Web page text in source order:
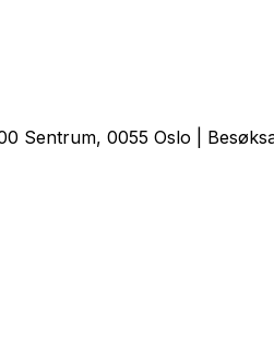
Sentrum, 0055 Oslo |